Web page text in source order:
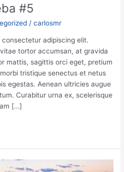
#5
/carlosmr
adipiscing elit.
tortor accumsan, at gravida
mattis, sagittis orci eget, pretium
tristique senectus et netus
egestas. Aenean ultricies augue
Curabitur urna ex, scelerisque
[…]